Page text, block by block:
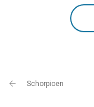
Schorpioen